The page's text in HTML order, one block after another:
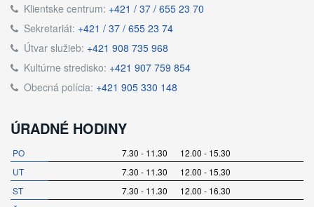
Klientske centrum: +421 / 37 / 655 23 70
Sekretariát: +421 / 37 / 655 23 74
Útvar služieb: +421 908 735 968
Kultúrne stredisko: +421 907 759 854
Obecná polícia: +421 905 330 148
ÚRADNÉ HODINY
PO
7.30 - 11.30 12.00 - 15.30
UT
7.30 - 11.30 12.00 - 15.30
ST
7.30 - 11.30 12.00 - 16.30